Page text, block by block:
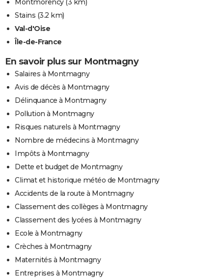
Stains (3.2 km)
Val-d'Oise
Île-de-France
En savoir plus sur Montmagny
Salaires à Montmagny
Avis de décès à Montmagny
Délinquance à Montmagny
Pollution à Montmagny
Risques naturels à Montmagny
Nombre de médecins à Montmagny
Impôts à Montmagny
Dette et budget de Montmagny
Climat et historique météo de Montmagny
Accidents de la route à Montmagny
Classement des collèges à Montmagny
Classement des lycées à Montmagny
Ecole à Montmagny
Crèches à Montmagny
Maternités à Montmagny
Entreprises à Montmagny